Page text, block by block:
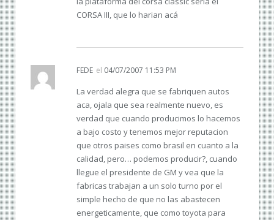
CORSA III, que lo harian acá
FEDE el 04/07/2007 11:53 PM
La verdad alegra que se fabriquen autos
aca, ojala que sea realmente nuevo, es
verdad que cuando producimos lo hacemos
a bajo costo y tenemos mejor reputacion
que otros paises como brasil en cuanto a la
calidad, pero… podemos producir?, cuando
llegue el presidente de GM y vea que la
fabricas trabajan a un solo turno por el
simple hecho de que no las abastecen
energeticamente, que como toyota para